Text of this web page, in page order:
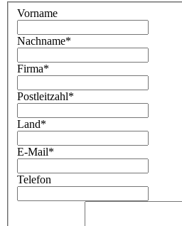
Vorname
Nachname*
Firma*
Postleitzahl*
Land*
E-Mail*
Telefon